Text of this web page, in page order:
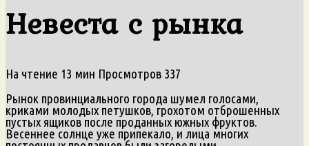
Невеста с рынка
На чтение 13 мин Просмотров 337
Рынок провинциального города шумел голосами,
криками молодых петушков, грохотом отброшенных
пустых ящиков после проданных южных фруктов.
Весеннее солнце уже припекало, и лица многих